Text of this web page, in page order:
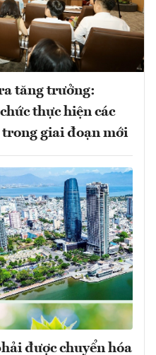
tăng trưởng:
thực hiện các
giai đoạn mới
được chuyển hóa